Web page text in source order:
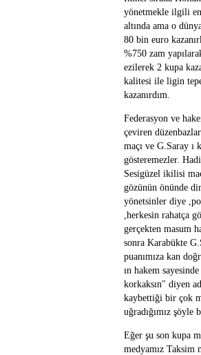
yönetmekle ilgili
altında ama o
80 bin euro
%750 zam
ezilerek 2 kupa
kalitesi ile ligin
kazanırdım.
Federasyon ve
çeviren
maçı ve G.Saray ı
gösteremezler.
Sesigüzel ikilisi
gözünün önünde
yönetsinler diye
,herkesin rahatça
gerçekten masum
sonra Karabükte
puanımıza kan
ın hakem
korkaksın" diyen
kaybettiği bir çok
uğradığımız
Eğer şu son kupa
medyamız Taksim